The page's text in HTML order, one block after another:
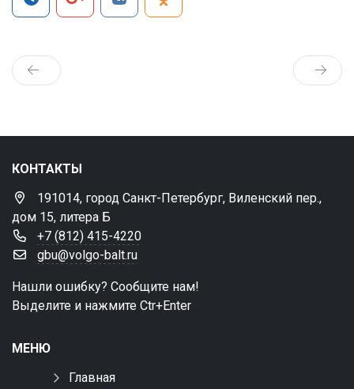
КОНТАКТЫ
191014, город Санкт-Петербург, Виленский пер.,
дом 15, литера Б
+7 (812) 415-4220
gbu@volgo-balt.ru
Нашли ошибку? Сообщите нам!
Выделите и нажмите Ctr+Enter
МЕНЮ
Главная